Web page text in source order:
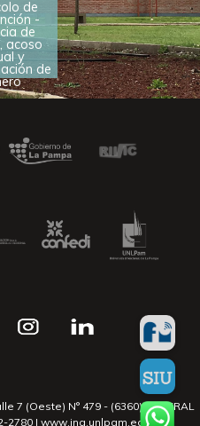
de
-
de
acoso
y
de
7 (Oeste) N° 479 - (6360) GENERAL
2780 | www.ing.unlpam.edu.ar |